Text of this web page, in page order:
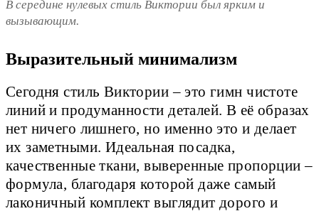
В середине нулевых стиль Виктории был ярким и
вызывающим.
Выразительный минимализм
Сегодня стиль Виктории – это гимн чистоте
линий и продуманности деталей. В её образах
нет ничего лишнего, но именно это и делает
их заметными. Идеальная посадка,
качественные ткани, выверенные пропорции –
формула, благодаря которой даже самый
лаконичный комплект выглядит дорого и